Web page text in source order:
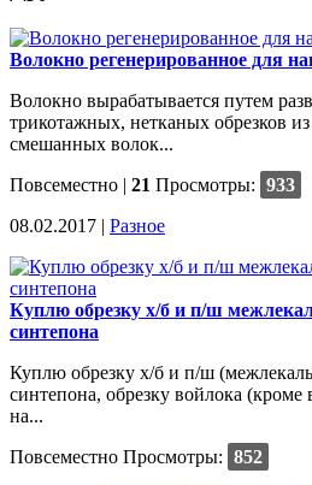
Волокно регенерированное для
Волокно вырабатывается путем
трикотажных, нетканых обрезков
смешанных волок...
Повсеместно | 21 Просмотры: 933
08.02.2017 | Разное
Куплю обрезку х/б и п/ш
синтепона
Куплю обрезку х/б и п/ш
синтепона, обрезку войлока (кроме
на...
Повсеместно Просмотры: 852